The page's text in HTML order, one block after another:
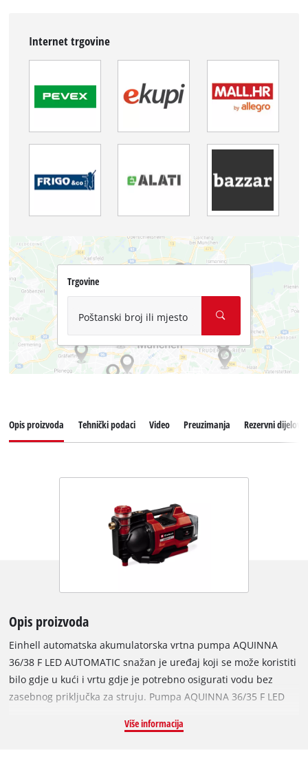
Internet trgovine
Trgovine
Poštanski broj ili mjesto
Opis proizvoda Tehnički podaci Video Preuzimanja Rezervni dijelovi
Opis proizvoda
Einhell automatska akumulatorska vrtna pumpa AQUINNA
36/38 F LED AUTOMATIC snažan je uređaj koji se može koristiti
bilo gdje u kući i vrtu gdje je potrebno osigurati vodu bez
zasebnog priključka za struju. Pumpa AQUINNA 36/35 F LED
su sve baterije, punjači i sistemski uređaji za alate i vrt. Twin
Više informacija